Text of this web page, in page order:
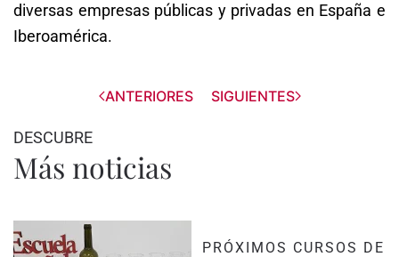
diversas empresas públicas y privadas en España e
Iberoamérica.
ANTERIORES SIGUIENTES
DESCUBRE
Más noticias
PRÓXIMOS CURSOS DE